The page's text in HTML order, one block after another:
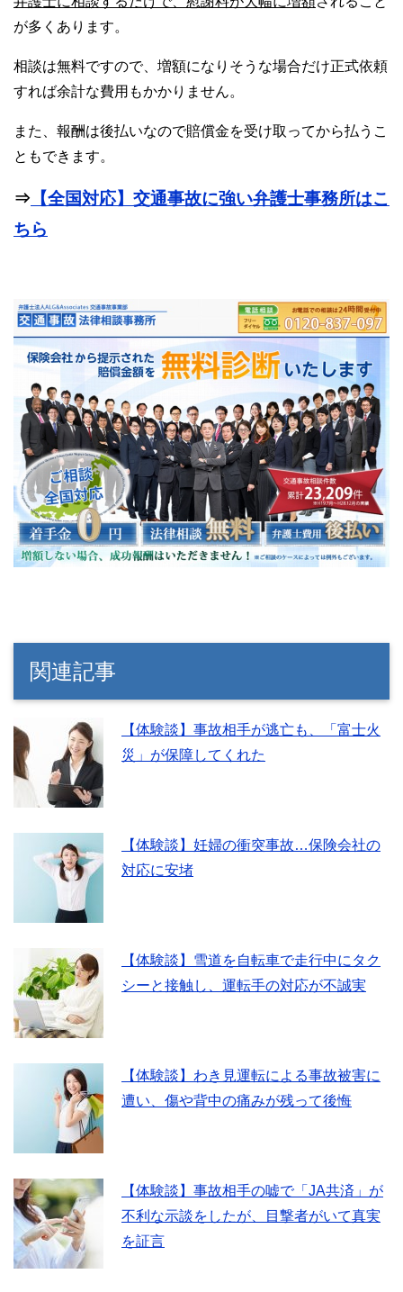
が多くあります。
相談は無料ですので、増額になりそうな場合だけ正式依頼
すれば余計な費用もかかりません。
また、報酬は後払いなので賠償金を受け取ってから払うこ
ともできます。
⇒ 【全国対応】交通事故に強い弁護士事務所はこ
ちら
関連記事
【体験談】事故相手が逃亡も、「富士火
災」が保障してくれた
【体験談】妊婦の衝突事故…保険会社の
対応に安堵
【体験談】雪道を自転車で走行中にタク
シーと接触し、運転手の対応が不誠実
【体験談】わき見運転による事故被害に
遭い、傷や背中の痛みが残って後悔
【体験談】事故相手の嘘で「JA共済」が
不利な示談をしたが、目撃者がいて真実
を証言